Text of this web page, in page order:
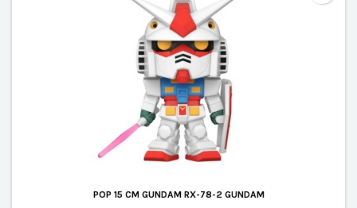
POP 15 CM GUNDAM RX-78-2 GUNDAM